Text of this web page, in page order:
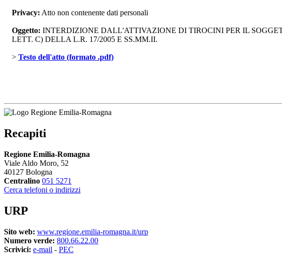
Privacy: Atto non contenente dati personali
Oggetto: INTERDIZIONE DALL'ATTIVAZIONE DI TIROCINI PER IL
LETT. C) DELLA L.R. 17/2005 E SS.MM.II.
> Testo dell'atto (formato .pdf)
Recapiti
Regione Emilia-Romagna
Viale Aldo Moro, 52
40127 Bologna
Centralino 051 5271
Cerca telefoni o indirizzi
URP
Sito web: www.regione.emilia-romagna.it/urp
Numero verde: 800.66.22.00
Scrivici: e-mail - PEC